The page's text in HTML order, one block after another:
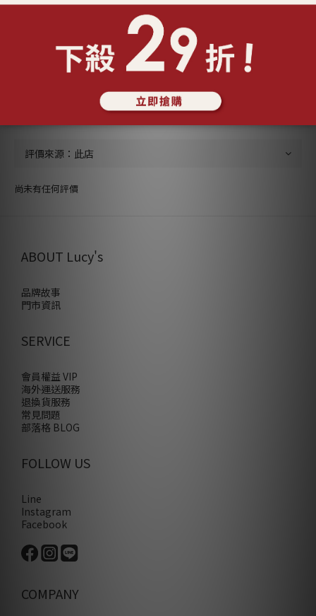
送貨及付款方式
尚未有任何評價
ABOUT Lucy's
品牌故事
門市資訊
SERVICE
會員權益 VIP
海外運送服務
退換貨服務
常見問題
部落格 BLOG
FOLLOW US
Line
Instagram
Facebook
COMPANY